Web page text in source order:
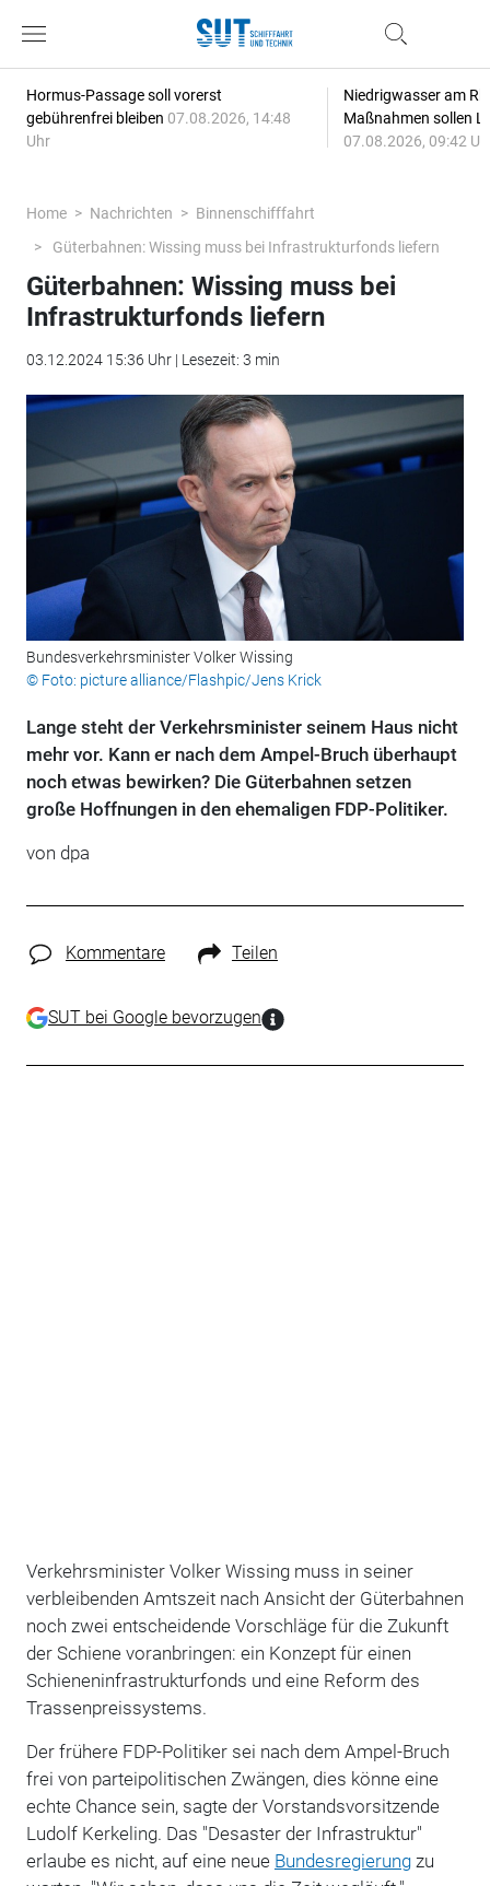
Hormus-Passage soll vorerst
gebührenfrei bleiben 07.08.2026, 14:48
Uhr
Niedrigwasser am
Maßnahmen sollen
07.08.2026, 09:42
Home Nachrichten
Binnenschifffahrt
Güterbahnen: Wissing muss bei Infrastrukturfonds liefern
Güterbahnen: Wissing muss bei
Infrastrukturfonds liefern
03.12.2024 15:36 Uhr | Lesezeit: 3 min
Bundesverkehrsminister Volker Wissing
© Foto: picture alliance/Flashpic/Jens Krick
Lange steht der Verkehrsminister seinem Haus nicht
mehr vor. Kann er nach dem Ampel-Bruch überhaupt
noch etwas bewirken? Die Güterbahnen setzen
große Hoffnungen in den ehemaligen FDP-Politiker.
von dpa
Kommentare Teilen
SUT bei Google bevorzugen
Verkehrsminister Volker Wissing muss in seiner
verbleibenden Amtszeit nach Ansicht der Güterbahnen
noch zwei entscheidende Vorschläge für die Zukunft
der Schiene voranbringen: ein Konzept für einen
Schieneninfrastrukturfonds und eine Reform des
Trassenpreissystems.
Der frühere FDP-Politiker sei nach dem Ampel-Bruch
frei von parteipolitischen Zwängen, dies könne eine
echte Chance sein, sagte der Vorstandsvorsitzende
Ludolf Kerkeling. Das "Desaster der Infrastruktur"
erlaube es nicht, auf eine neue Bundesregierungzu